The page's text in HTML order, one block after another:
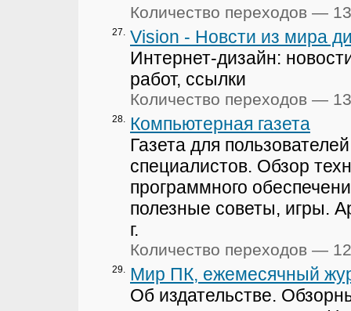
Количество переходов —
27.
Vision - Новсти из мира
Интернет-дизайн:
работ, ссылки
Количество переходов —
28.
Компьютерная газета
Газета для
специалистов. Обзор
программного
полезные советы, игры.
г.
Количество переходов —
29.
Мир ПК, ежемесячный
Об издательстве.